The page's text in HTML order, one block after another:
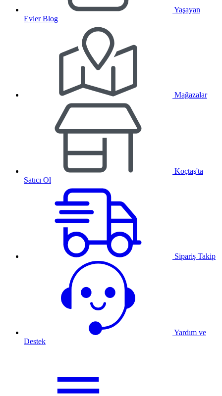
Yaşayan
Evler Blog
Mağazalar
Koçtaş'ta
Satıcı Ol
Sipariş Takip
Yardım ve
Destek